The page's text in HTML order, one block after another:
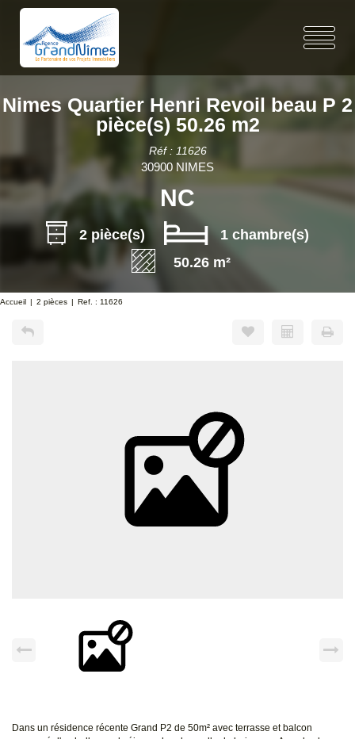
Nimes Quartier Henri Revoil beau P 2
pièce(s) 50.26 m2
Réf : 11626
30900 NIMES
NC
2 pièce(s)
1 chambre(s)
50.26 m²
Accueil 2 pièces Ref. : 11626
Dans un résidence récente Grand P2 de 50m² avec terrasse et balcon